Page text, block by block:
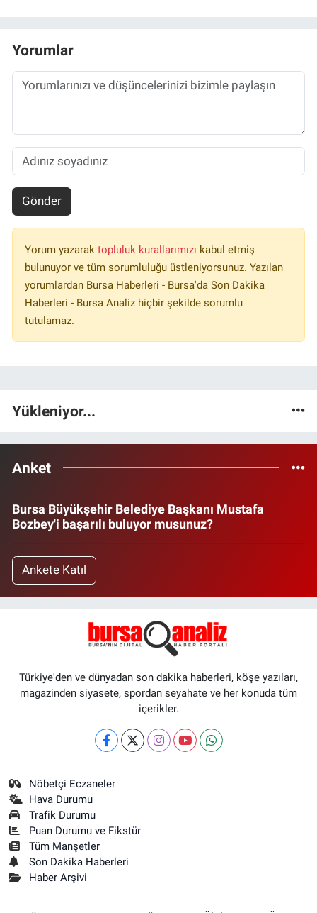
Yorumlar
Gönder
Yorum yazarak topluluk kurallarımızı kabul etmiş
bulunuyor ve tüm sorumluluğu üstleniyorsunuz. Yazılan
yorumlardan Bursa Haberleri - Bursa'da Son Dakika
Haberleri - Bursa Analiz hiçbir şekilde sorumlu
tutulamaz.
Yükleniyor...
Anket
Bursa Büyükşehir Belediye Başkanı Mustafa
Bozbey'i başarılı buluyor musunuz?
Ankete Katıl
Türkiye'den ve dünyadan son dakika haberleri, köşe yazıları,
magazinden siyasete, spordan seyahate ve her konuda tüm
içerikler.
Nöbetçi Eczaneler
Hava Durumu
Trafik Durumu
Puan Durumu ve Fikstür
Tüm Manşetler
Son Dakika Haberleri
Haber Arşivi